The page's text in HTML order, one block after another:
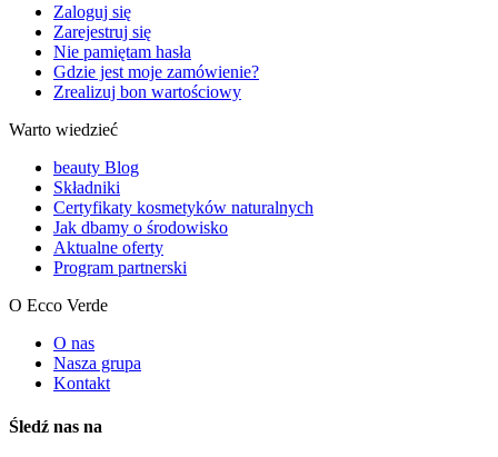
Zaloguj się
Zarejestruj się
Nie pamiętam hasła
Gdzie jest moje zamówienie?
Zrealizuj bon wartościowy
Warto wiedzieć
beauty Blog
Składniki
Certyfikaty kosmetyków naturalnych
Jak dbamy o środowisko
Aktualne oferty
Program partnerski
O Ecco Verde
O nas
Nasza grupa
Kontakt
Śledź nas na